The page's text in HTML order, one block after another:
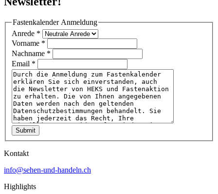
Fastenkalender Anmeldung
Anrede *
Vorname *
Nachname *
Email *
Submit
Kontakt
info@sehen-und-handeln.ch
Highlights